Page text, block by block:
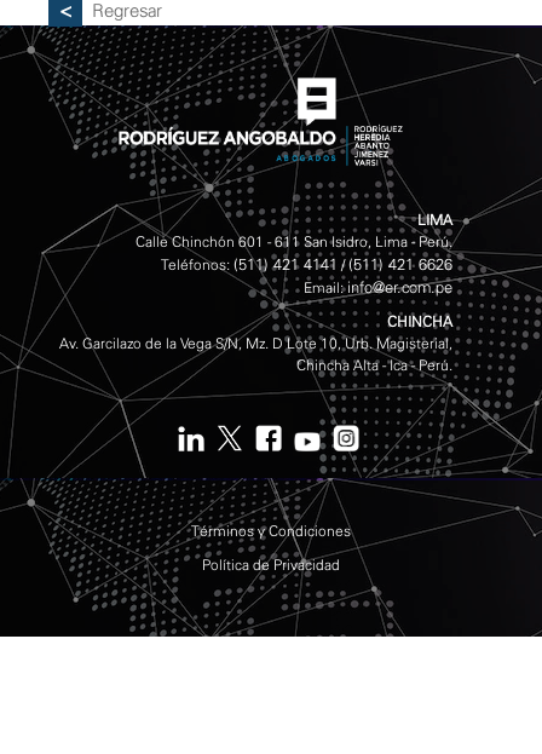
Regresar
LIMA
Calle Chinchón 601 - 611 San Isidro, Lima - Perú.
Teléfonos: (511) 421 4141 /(511) 421 6626
Email:info@er.com.pe
CHINCHA
Av. Garcilazo de la Vega S/N, Mz. D Lote 10, Urb. Magisterial,
Chincha Alta - Ica - Perú.
Términos y Condiciones
Política de Privacidad